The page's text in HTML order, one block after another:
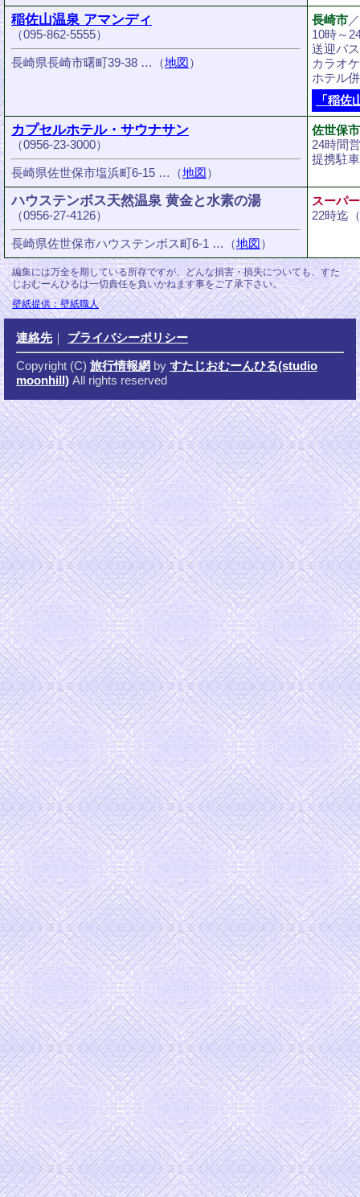
稲佐山温泉 アマンディ
（095-862-5555）
長崎県長崎市曙町39-38 …（地図）
長崎市
10時～
送迎バ
カラオ
ホテル
「稲
カプセルホテル・サウナサン
（0956-23-3000）
長崎県佐世保市塩浜町6-15 …（地図）
佐世保
24時間
提携駐
ハウステンボス天然温泉 黄金と水素の湯
（0956-27-4126）
長崎県佐世保市ハウステンボス町6-1 …（地図）
スーパ
22時迄
編集には万全を期している所存ですが、どんな損害・損失についても、すた
じおむーんひるは一切責任を負いかねます事をご了承下さい。
壁紙提供：壁紙職人
連絡先｜ プライバシーポリシー
Copyright (C) 旅行情報網 by すたじおむーんひる(studio
moonhill) All rights reserved